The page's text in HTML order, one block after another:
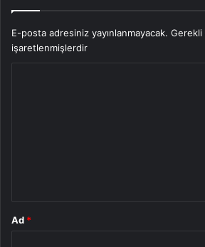
E-posta adresiniz yayınlanmayacak. Gerekli
işaretlenmişlerdir
Ad *